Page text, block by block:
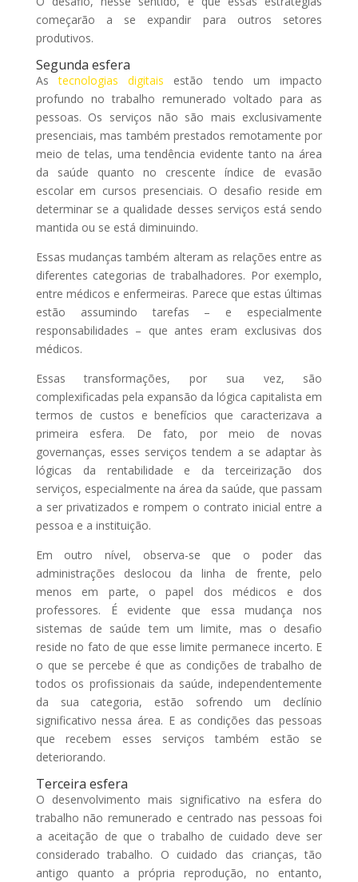
começarão a se expandir para outros setores
produtivos.
Segunda esfera
Astecnologias digitais estão tendo um impacto
profundo no trabalho remunerado voltado para as
pessoas. Os serviços não são mais exclusivamente
presenciais, mas também prestados remotamente por
meio de telas, uma tendência evidente tanto na área
da saúde quanto no crescente índice de evasão
escolar em cursos presenciais. O desafio reside em
determinar se a qualidade desses serviços está sendo
mantida ou se está diminuindo.
Essas mudanças também alteram as relações entre as
diferentes categorias de trabalhadores. Por exemplo,
entre médicos e enfermeiras. Parece que estas últimas
estão assumindo tarefas – e especialmente
responsabilidades – que antes eram exclusivas dos
médicos.
Essas transformações, por sua vez, são
complexificadas pela expansão da lógica capitalista em
termos de custos e benefícios que caracterizava a
primeira esfera. De fato, por meio de novas
governanças, esses serviços tendem a se adaptar às
lógicas da rentabilidade e da terceirização dos
serviços, especialmente na área da saúde, que passam
a ser privatizados e rompem o contrato inicial entre a
pessoa e a instituição.
Em outro nível, observa-se que o poder das
administrações deslocou da linha de frente, pelo
menos em parte, o papel dos médicos e dos
professores. É evidente que essa mudança nos
sistemas de saúde tem um limite, mas o desafio
reside no fato de que esse limite permanece incerto. E
o que se percebe é que as condições de trabalho de
todos os profissionais da saúde, independentemente
da sua categoria, estão sofrendo um declínio
significativo nessa área. E as condições das pessoas
que recebem esses serviços também estão se
deteriorando.
Terceira esfera
O desenvolvimento mais significativo na esfera do
trabalho não remunerado e centrado nas pessoas foi
a aceitação de que o trabalho de cuidado deve ser
considerado trabalho. O cuidado das crianças, tão
antigo quanto a própria reprodução, no entanto,